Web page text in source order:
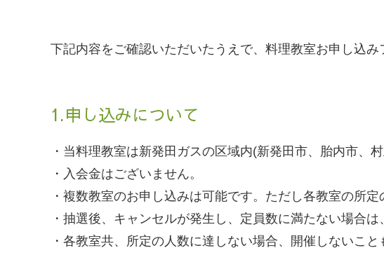
下記内容をご確認いただいたうえで、料理教室お申し込み
1.申し込みについて
・当料理教室は新発田ガスの区域内(新発田市、胎内市、
・入会金はございません。
・複数教室のお申し込みは可能です。ただし各教室の所
・抽選後、キャンセルが発生し、定員数に満たない場合
・各教室共、所定の人数に達しない場合、開催しないこと